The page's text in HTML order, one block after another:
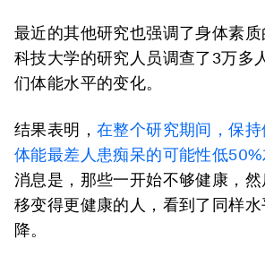
最近的其他研究也强调了身体素
科技大学的研究人员调查了3万多
们体能水平的变化。
结果表明， 在整个研究期间，保
体能最差人患痴呆的可能性低
消息是，那些一开始不够健康，
移变得更健康的人，看到了同样
降。